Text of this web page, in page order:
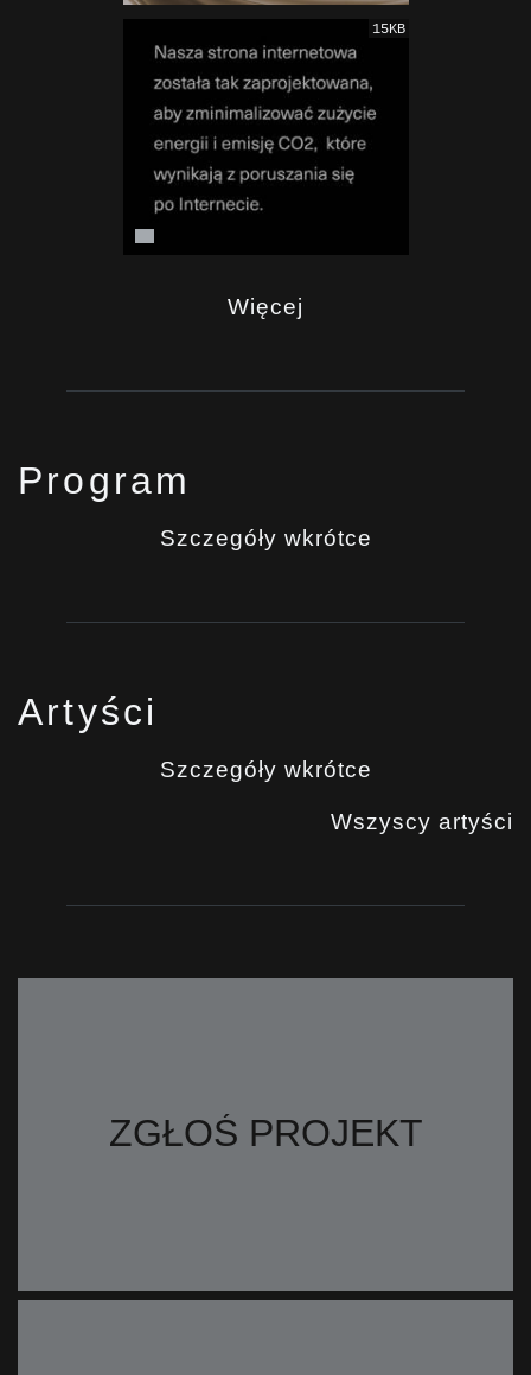
15KB
Więcej
Program
Szczegóły wkrótce
Artyści
Szczegóły wkrótce
Wszyscy artyści
ZGŁOŚ PROJEKT